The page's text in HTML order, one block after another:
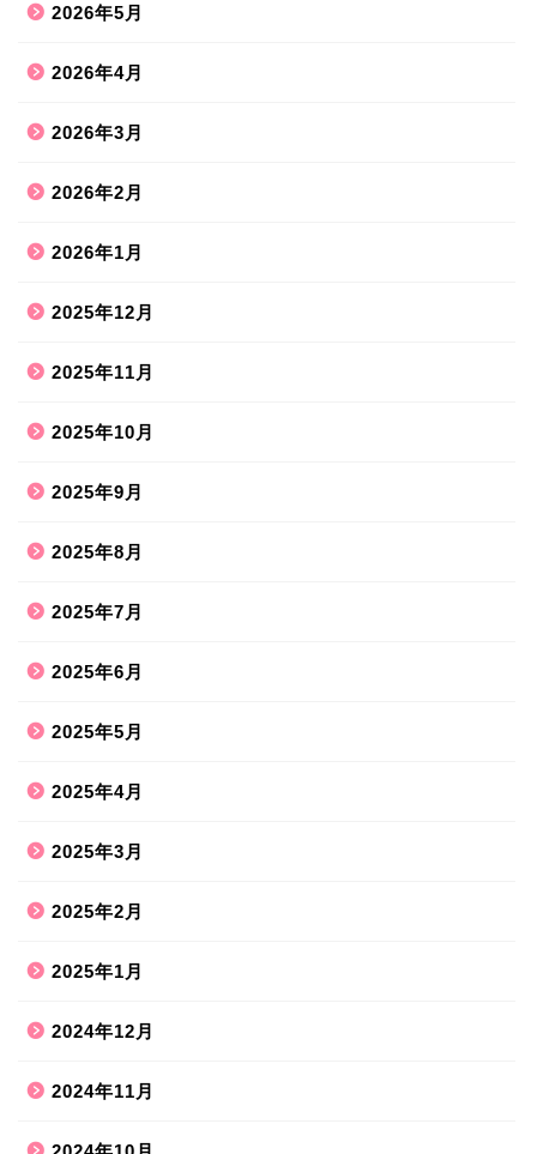
2026年5月
2026年4月
2026年3月
2026年2月
2026年1月
2025年12月
2025年11月
2025年10月
2025年9月
2025年8月
2025年7月
2025年6月
2025年5月
2025年4月
2025年3月
2025年2月
2025年1月
2024年12月
2024年11月